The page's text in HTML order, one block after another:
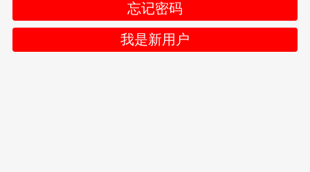
忘记密码
我是新用户